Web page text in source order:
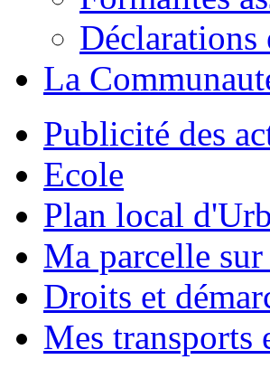
La
Publicité des
Ecole
Plan local
Ma parcelle
Droits et
Mes transports